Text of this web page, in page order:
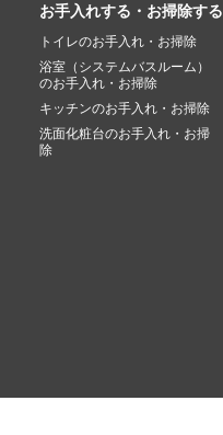
お手入れする・お掃除する
トイレのお手入れ・お掃除
浴室（システムバスルーム）
のお手入れ・お掃除
キッチンのお手入れ・お掃除
洗面化粧台のお手入れ・お掃
除